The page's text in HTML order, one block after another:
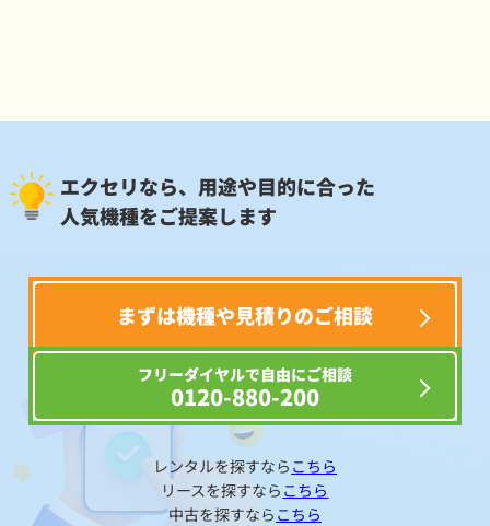
エクセリなら、用途や目的に合った
人気機種をご提案します
まずは機種や見積りのご相談
フリーダイヤルで自由にご相談
0120-880-200
レンタルを探すなら こちら
リースを探すなら こちら
中古を探すなら こちら